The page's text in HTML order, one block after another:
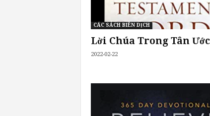
CÁC SÁCH BIÊN DỊCH
Lời Chúa Trong Tân Ước
2022-02-22